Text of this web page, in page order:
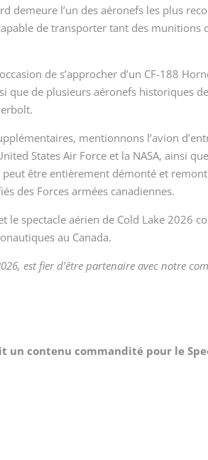
demeure l’un des aéronefs les plus
de transporter tant des munitions
de s’approcher d’un CF-188
que de plusieurs aéronefs historiques
mentionnons l’avion
States Air Force et la NASA, ainsi
être entièrement démonté et
des Forces armées canadiennes.
le spectacle aérien de Cold Lake 2026
au Canada.
est fier d’être partenaire avec notre
un contenu commandité pour le